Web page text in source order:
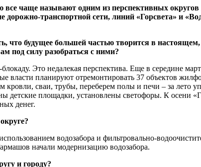
чаще называют одним из перспективных
дорожно-транспортной сети, линий «Горсвета» и
что будущее большей частью творится в
под силу разобраться с ними?
Это недалекая перспектива. Еще в середине
власти планируют отремонтировать 37 объектов
сваи, трубы, переберем полы и печи – за лето
детские площадки, установлены светофоры. К
денег.
водозабора и фильтровально-
начали модернизацию водозабора.
и городу?